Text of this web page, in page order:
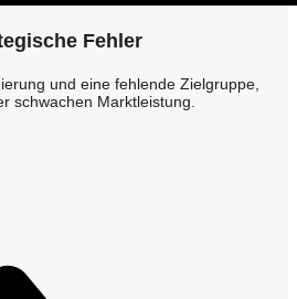
Fehler
und eine fehlende Zielgruppe,
schwachen Marktleistung.